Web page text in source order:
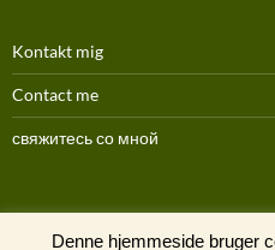
Kontakt mig
Contact me
свяжитесь со мной
Denne hjemmeside bruger